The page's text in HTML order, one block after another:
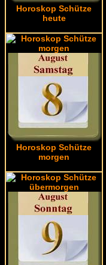
Horoskop Schütze
heute
Horoskop Schütze
morgen